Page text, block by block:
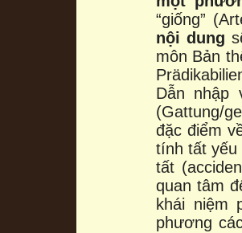
“giống”
nội dung
môn Bản
Dẫn nhập
(Gattung/
đặc điểm
tính tất yếu
tất
quan tâm
khái niệm
phương